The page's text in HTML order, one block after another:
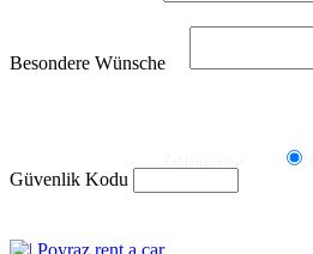
Besondere Wünsche
Güvenlik Kodu